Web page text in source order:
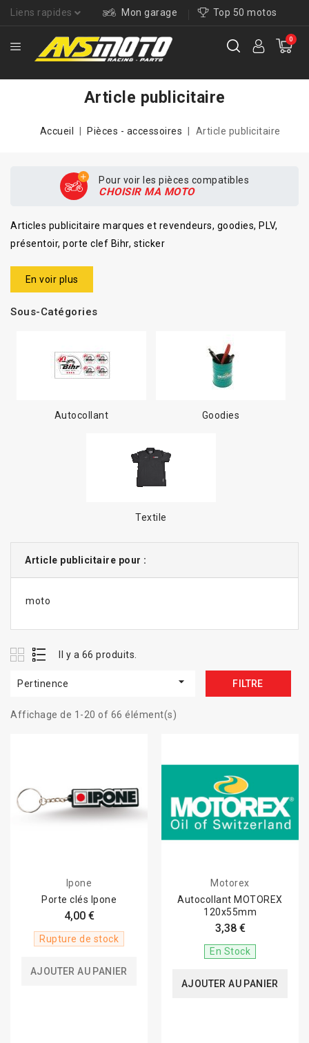
Liens rapides Mon garage Top 50 motos
0
Article publicitaire
Accueil Pièces - accessoires Article publicitaire
Pour voir les pièces compatibles
CHOISIR MA MOTO
Articles publicitaire marques et revendeurs, goodies, PLV,
présentoir, porte clef Bihr, sticker
En voir plus
Sous-Catégories
Autocollant Goodies
Textile
Article publicitaire pour :
moto
Il y a 66 produits.
Pertinence  FILTRE
Affichage de 1-20 of 66 élément(s)
Ipone
Porte clés Ipone
4,00 €
Rupture de stock
AJOUTER AU PANIER
Motorex
Autocollant MOTOREX
120x55mm
3,38 €
En Stock
AJOUTER AU PANIER